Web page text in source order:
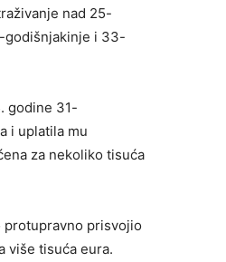
nad 25-
godišnjakinje i 33-
godine 31-
i uplatila mu
za nekoliko tisuća
protupravno prisvojio
više tisuća eura.